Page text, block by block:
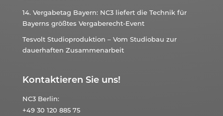
14. Vergabetag Bayern: NC3 liefert die Technik für
Bayerns größtes Vergaberecht-Event
Tesvolt Studioproduktion – Vom Studiobau zur
dauerhaften Zusammenarbeit
Kontaktieren Sie uns!
NC3 Berlin:
+49 30 120 885 75